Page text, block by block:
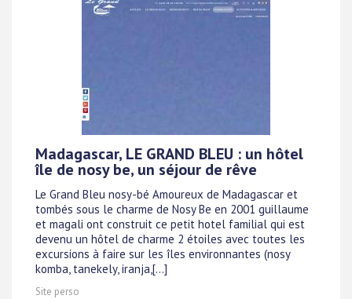
Madagascar, LE GRAND BLEU : un hôtel
île de nosy be, un séjour de rêve
Le Grand Bleu nosy-bé Amoureux de Madagascar et
tombés sous le charme de Nosy Be en 2001 guillaume
et magali ont construit ce petit hotel familial qui est
devenu un hôtel de charme 2 étoiles avec toutes les
excursions à faire sur les îles environnantes (nosy
komba, tanekely, iranja,[...]
Site perso